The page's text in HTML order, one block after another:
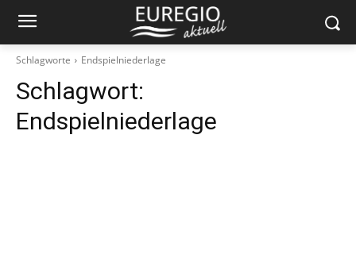
Schlagworte Endspielniederlage
Schlagwort:
Endspielniederlage